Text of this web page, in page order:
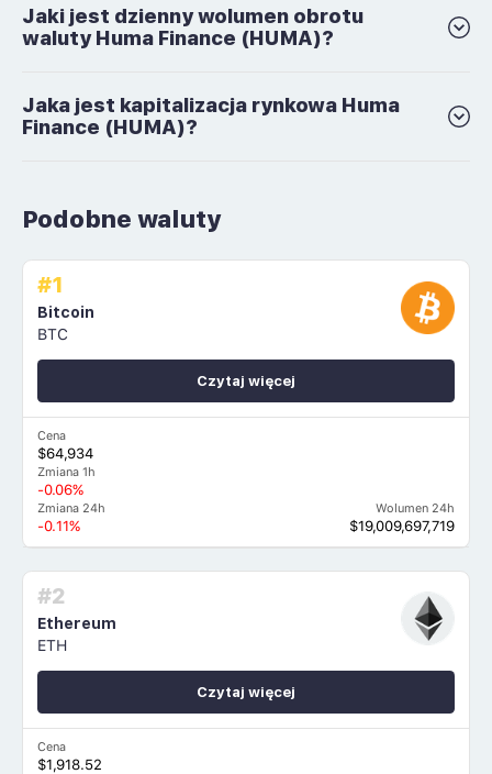
Jaki jest dzienny wolumen obrotu
waluty Huma Finance (HUMA)?
Jaka jest kapitalizacja rynkowa Huma
Finance (HUMA)?
Podobne waluty
#1
Bitcoin
BTC
Cena
$64,934
Zmiana 1h
-0.06%
Zmiana 24h
-0.11%
Wolumen 24h
$19,009,697,719
Czytaj więcej
#2
Ethereum
ETH
Cena
$1,918.52
Czytaj więcej